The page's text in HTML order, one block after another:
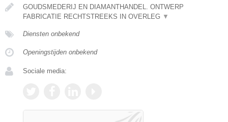
GOUDSMEDERIJ EN DIAMANTHANDEL. ONTWERP
FABRICATIE RECHTSTREEKS IN OVERLEG ▼
Diensten onbekend
Openingstijden onbekend
Sociale media: